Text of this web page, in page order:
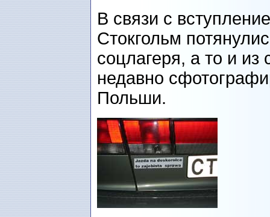
В связи с
Стокгольм
соцлагеря, а то и
недавно
Польши.